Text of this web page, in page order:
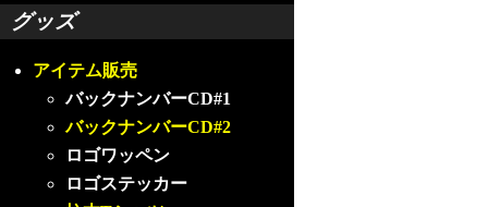
グッズ
アイテム販売
バックナンバーCD#1
バックナンバーCD#2
ロゴワッペン
ロゴステッカー